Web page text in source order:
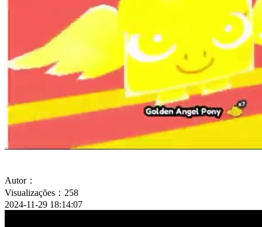
Autor：
Visualizações：258
2024-11-29 18:14:07